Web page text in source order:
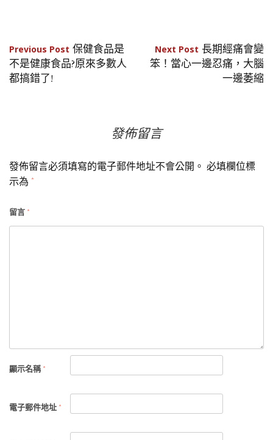
文
章
Previous Post 保健食品是
不是健康食品?原來多數人
都搞錯了!
Next Post 長期經痛會變
笨！當心一邊忍痛，大腦
一邊萎縮
發佈留言
發佈留言必須填寫的電子郵件地址不會公開。 必填欄位標
示為 *
留言 *
顯示名稱 *
電子郵件地址 *